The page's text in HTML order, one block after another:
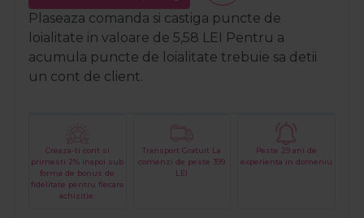
Plaseaza comanda si castiga puncte de
loialitate in valoare de 5,58 LEI
Pentru a
acumula puncte de loialitate trebuie sa detii
un cont de client.
Creaza-ti cont si
primesti 2% inapoi sub
forma de bonus de
fidelitate pentru fiecare
achizitie.
Transport Gratuit La
comenzi de peste 399
LEI
Peste 29 ani de
experienta in domeniu